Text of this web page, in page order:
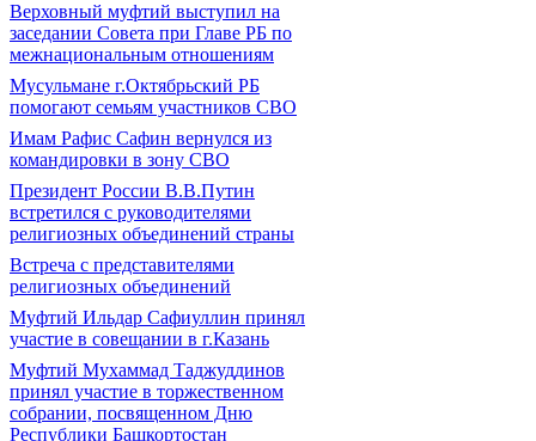
Верховный муфтий выступил на
заседании Совета при Главе РБ по
межнациональным отношениям
Мусульмане г.Октябрьский РБ
помогают семьям участников СВО
Имам Рафис Сафин вернулся из
командировки в зону СВО
Президент России В.В.Путин
встретился с руководителями
религиозных объединений страны
Встреча с представителями
религиозных объединений
Муфтий Ильдар Сафиуллин принял
участие в совещании в г.Казань
Муфтий Мухаммад Таджуддинов
принял участие в торжественном
собрании, посвященном Дню
Республики Башкортостан